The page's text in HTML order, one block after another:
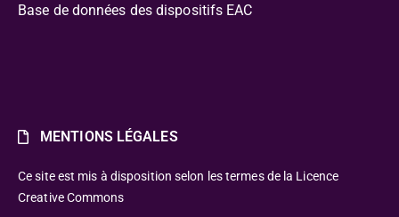
Base de données des dispositifs EAC
MENTIONS LÉGALES
Ce site est mis à disposition selon les termes de la Licence
Creative Commons